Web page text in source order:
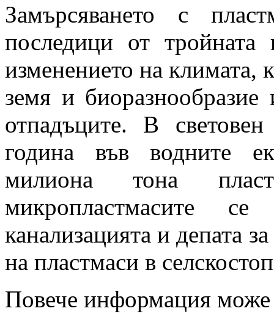
Замърсяването с
последици от тройната
изменението на климата,
земя и биоразнообразие
отпадъците. В
година във водните
милиона тона
микропластмасите
канализацията и депата
на пластмаси в
Повече информация